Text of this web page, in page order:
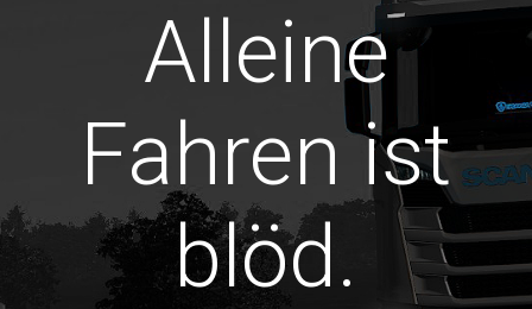
Alleine
Fahren ist
blöd.